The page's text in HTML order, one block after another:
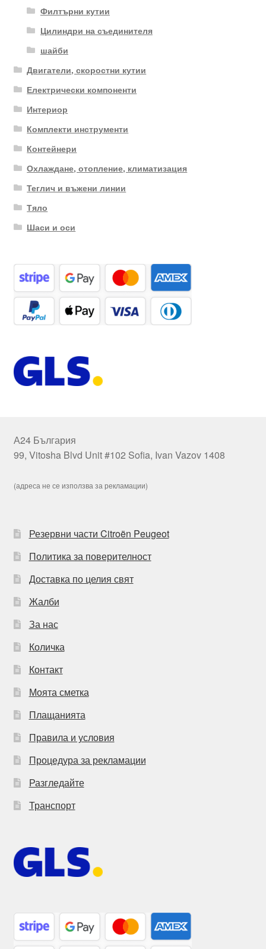
Филтърни кутии
Цилиндри на съединителя
шайби
Двигатели, скоростни кутии
Електрически компоненти
Интериор
Комплекти инструменти
Контейнери
Охлаждане, отопление, климатизация
Теглич и въжени линии
Тяло
Шаси и оси
А24 България
99, Vitosha Blvd Unit #102 Sofia, Ivan Vazov 1408
(адреса не се използва за рекламации)
Резервни части Citroën Peugeot
Политика за поверителност
Доставка по целия свят
Жалби
За нас
Количка
Контакт
Моята сметка
Плащанията
Правила и условия
Процедура за рекламации
Разгледайте
Транспорт